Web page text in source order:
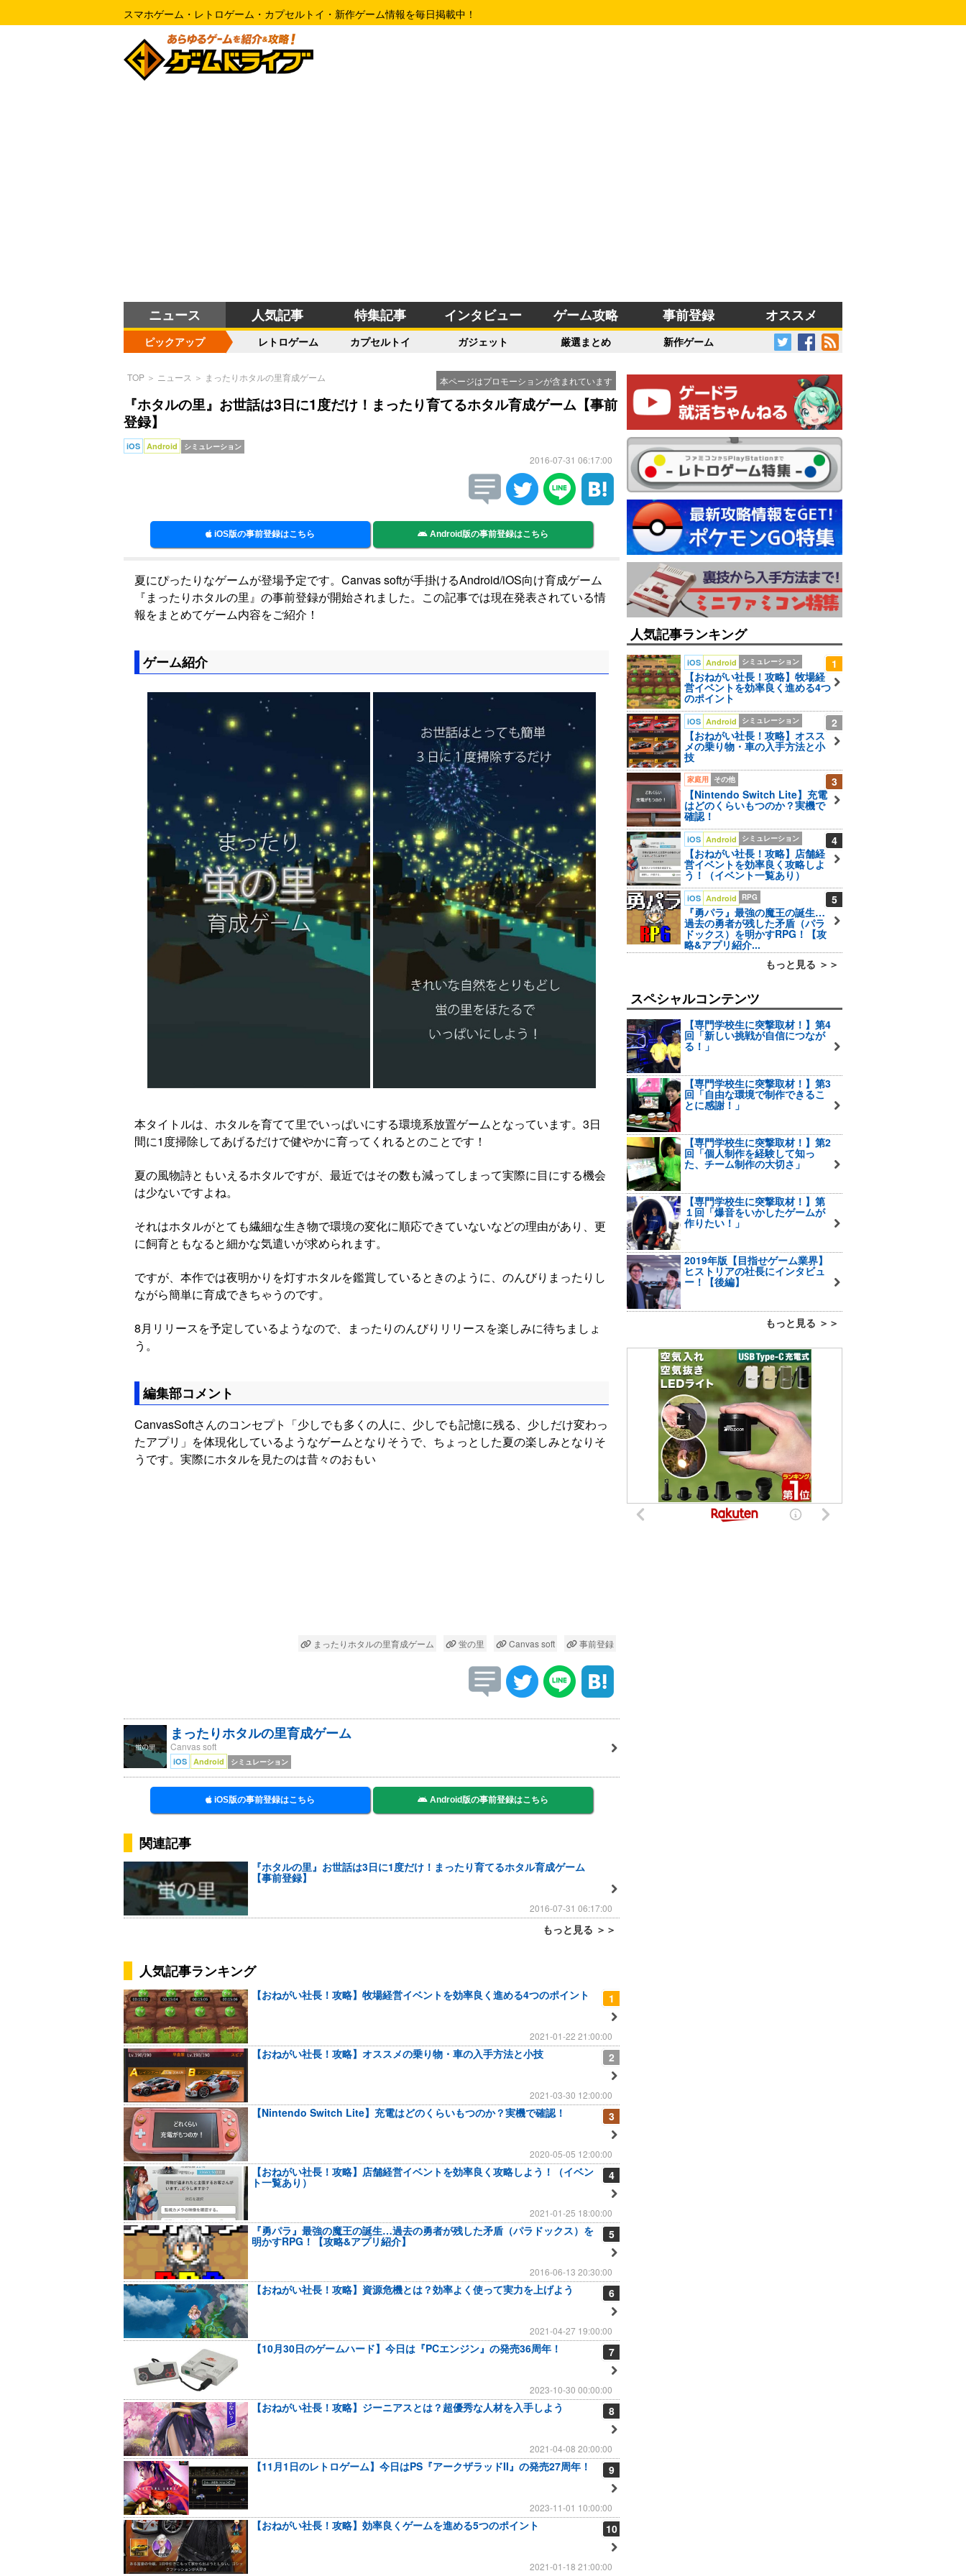
スマホゲーム・レトロゲーム・カプセルトイ・新作ゲーム情報を毎日掲載中！
ニュース 人気記事 特集記事 インタビュー ゲーム攻略 事前登録 オススメ
ピックアップ レトロゲーム カプセルトイ ガジェット 厳選まとめ 新作ゲーム
本ページはプロモーションが含まれています
TOP ＞ ニュース ＞ まったりホタルの里育成ゲーム
『ホタルの里』お世話は3日に1度だけ！まったり育てるホタル育成ゲーム【事前
登録】
iOS Android シミュレーション
2016-07-31 06:17:00
iOS版の事前登録はこちら Android版の事前登録はこちら
夏にぴったりなゲームが登場予定です。Canvas softが手掛けるAndroid/iOS向け育成ゲーム
『まったりホタルの里』の事前登録が開始されました。この記事では現在発表されている情
報をまとめてゲーム内容をご紹介！
ゲーム紹介
本タイトルは、ホタルを育てて里でいっぱいにする環境系放置ゲームとなっています。3日
間に1度掃除してあげるだけで健やかに育ってくれるとのことです！
夏の風物詩ともいえるホタルですが、最近ではその数も減ってしまって実際に目にする機会
は少ないですよね。
それはホタルがとても繊細な生き物で環境の変化に順応できていないなどの理由があり、更
に飼育ともなると細かな気遣いが求められます。
ですが、本作では夜明かりを灯すホタルを鑑賞しているときのように、のんびりまったりし
ながら簡単に育成できちゃうのです。
8月リリースを予定しているようなので、まったりのんびりリリースを楽しみに待ちましょ
う。
編集部コメント
CanvasSoftさんのコンセプト「少しでも多くの人に、少しでも記憶に残る、少しだけ変わっ
たアプリ」を体現化しているようなゲームとなりそうで、ちょっとした夏の楽しみとなりそ
うです。実際にホタルを見たのは昔々のおもい
まったりホタルの里育成ゲーム 蛍の里 Canvas soft 事前登録
まったりホタルの里育成ゲーム
Canvas soft
iOS Android シミュレーション
iOS版の事前登録はこちら Android版の事前登録はこちら
関連記事
『ホタルの里』お世話は3日に1度だけ！まったり育てるホタル育成ゲーム
【事前登録】
2016-07-31 06:17:00
もっと見る ＞＞
人気記事ランキング
1
【おねがい社長！攻略】牧場経営イベントを効率良く進める4つのポイント
2021-01-22 21:00:00
2
【おねがい社長！攻略】オススメの乗り物・車の入手方法と小技
2021-03-30 12:00:00
3
【Nintendo Switch Lite】充電はどのくらいもつのか？実機で確認！
2020-05-05 12:00:00
4
【おねがい社長！攻略】店舗経営イベントを効率良く攻略しよう！（イベン
ト一覧あり）
2021-01-25 18:00:00
5
『勇パラ』最強の魔王の誕生…過去の勇者が残した矛盾（パラドックス）を
明かすRPG！【攻略&アプリ紹介】
2016-06-13 20:30:00
6
【おねがい社長！攻略】資源危機とは？効率よく使って実力を上げよう
2021-04-27 19:00:00
7
【10月30日のゲームハード】今日は『PCエンジン』の発売36周年！
2023-10-30 00:00:00
8
【おねがい社長！攻略】ジーニアスとは？超優秀な人材を入手しよう
2021-04-08 20:00:00
9
【11月1日のレトロゲーム】今日はPS『アークザラッドII』の発売27周年！
2023-11-01 10:00:00
10
【おねがい社長！攻略】効率良くゲームを進める5つのポイント
2021-01-18 21:00:00
人気記事ランキング
1
iOS Android シミュレーション
【おねがい社長！攻略】牧場経
営イベントを効率良く進める4つ
のポイント
2
iOS Android シミュレーション
【おねがい社長！攻略】オスス
メの乗り物・車の入手方法と小
技
3
家庭用 その他
【Nintendo Switch Lite】充電
はどのくらいもつのか？実機で
確認！
4
iOS Android シミュレーション
【おねがい社長！攻略】店舗経
営イベントを効率良く攻略しよ
う！（イベント一覧あり）
5
iOS Android RPG
『勇パラ』最強の魔王の誕生…
過去の勇者が残した矛盾（パラ
ドックス）を明かすRPG！【攻
略&アプリ紹介...
もっと見る ＞＞
スペシャルコンテンツ
【専門学校生に突撃取材！】第4
回「新しい挑戦が自信につなが
る！」
【専門学校生に突撃取材！】第3
回「自由な環境で制作できるこ
とに感謝！」
【専門学校生に突撃取材！】第2
回「個人制作を経験して知っ
た、チーム制作の大切さ」
【専門学校生に突撃取材！】第
１回「爆音をいかしたゲームが
作りたい！」
2019年版【目指せゲーム業界】
ヒストリアの社長にインタビュ
ー！【後編】
もっと見る ＞＞